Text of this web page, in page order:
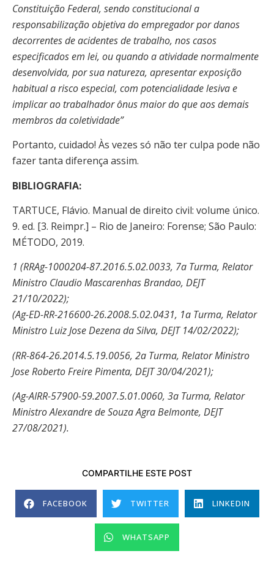
Constituição Federal, sendo constitucional a
responsabilização objetiva do empregador por danos
decorrentes de acidentes de trabalho, nos casos
especificados em lei, ou quando a atividade normalmente
desenvolvida, por sua natureza, apresentar exposição
habitual a risco especial, com potencialidade lesiva e
implicar ao trabalhador ônus maior do que aos demais
membros da coletividade”
Portanto, cuidado! Às vezes só não ter culpa pode não
fazer tanta diferença assim.
BIBLIOGRAFIA:
TARTUCE, Flávio. Manual de direito civil: volume único.
9. ed. [3. Reimpr.] – Rio de Janeiro: Forense; São Paulo:
MÉTODO, 2019.
1 (RRAg-1000204-87.2016.5.02.0033, 7a Turma, Relator
Ministro Claudio Mascarenhas Brandao, DEJT
21/10/2022);
(Ag-ED-RR-216600-26.2008.5.02.0431, 1a Turma, Relator
Ministro Luiz Jose Dezena da Silva, DEJT 14/02/2022);
(RR-864-26.2014.5.19.0056, 2a Turma, Relator Ministro
Jose Roberto Freire Pimenta, DEJT 30/04/2021);
(Ag-AIRR-57900-59.2007.5.01.0060, 3a Turma, Relator
Ministro Alexandre de Souza Agra Belmonte, DEJT
27/08/2021).
COMPARTILHE ESTE POST
FACEBOOK TWITTER LINKEDIN
WHATSAPP